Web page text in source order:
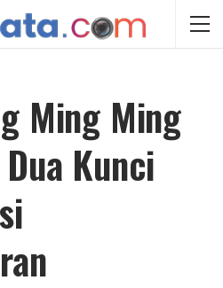
Ming Ming
Kunci